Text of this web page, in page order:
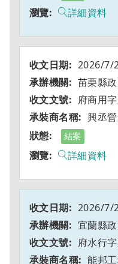
詳細資料
2026/7/
苗栗縣
府商用
興丞
結案
詳細資料
2026/7/
宜蘭縣
府水行
能邦